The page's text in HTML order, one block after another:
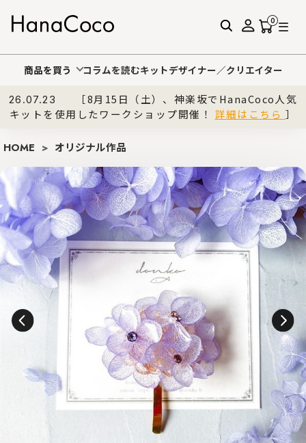
0
商品を買う コラムを読むキットデザイナー／クリエイター
26.07.23
［8月15日（土）、神楽坂でHanaCoco人気
キットを使用したワークショップ開催！ 詳細はこちら ］
HOME > オリジナル作品